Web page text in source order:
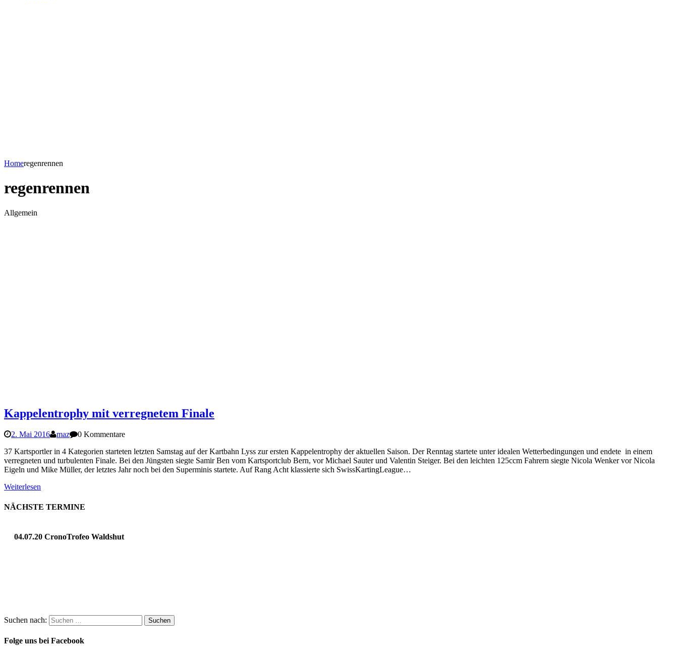
Homeregenrennen
regenrennen
Allgemein
Kappelentrophy mit verregnetem Finale
2. Mai 2016 maz
0 Kommentare
37 Kartsportler in 4 Kategorien starteten letzten Samstag auf der Kartbahn Lyss zur ersten Kappelentrophy der aktuellen Saison. Der Renntag startete unter idealen Wetterbedingungen und endete in einem
verregneten und turbulenten Finale. Bei den Jüngsten siegte Samir Ben vom Kartsportclub Bern, vor Michael Sauter und Valentin Steiger. Bei den leichten 125ccm Fahrern siegte Nicola Wenker vor Nicola
Eigeln und Mike Müller, der letztes Jahr noch bei den Superminis startete. Auf Rang Acht klassierte sich SwissKartingLeague…
Weiterlesen
NÄCHSTE TERMINE
04.07.20 CronoTrofeo Waldshut
Suchen nach:
Folge uns bei Facebook